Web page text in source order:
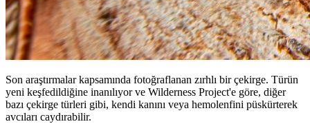
Son araştırmalar kapsamında fotoğraflanan zırhlı bir çekirge. Türün
yeni keşfedildiğine inanılıyor ve Wilderness Project'e göre, diğer
bazı çekirge türleri gibi, kendi kanını veya hemolenfini püskürterek
avcıları caydırabilir.